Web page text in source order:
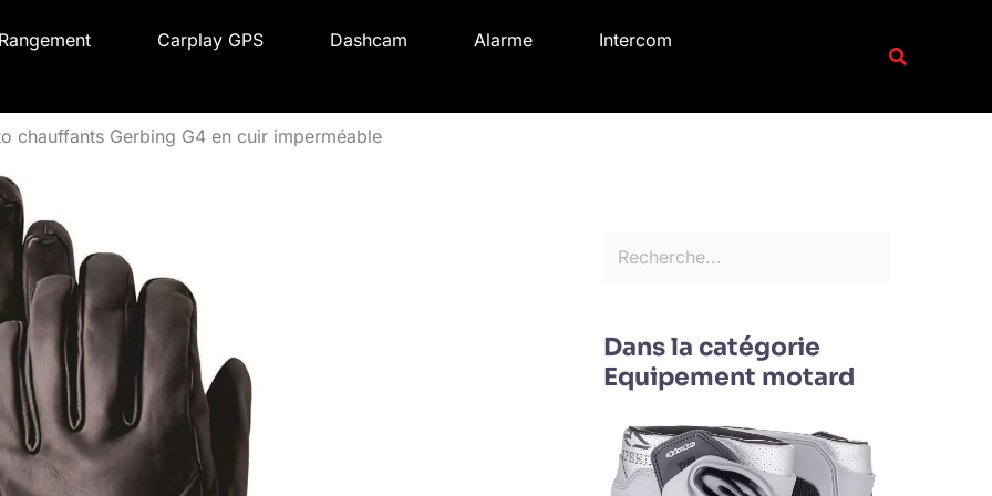
Rangement Carplay GPS Dashcam Alarme
Intercom
chauffants Gerbing G4 en cuir imperméable
e
rDans la catégorie
Equipement motard